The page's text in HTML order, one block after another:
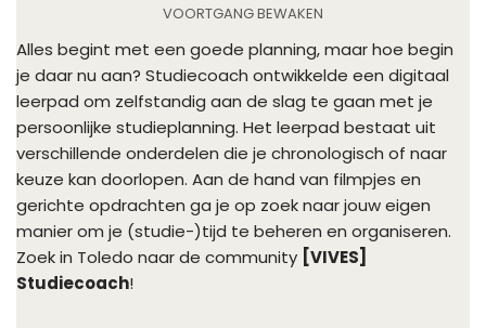
VOORTGANG BEWAKEN
Alles begint met een goede planning, maar hoe begin
je daar nu aan? Studiecoach ontwikkelde een digitaal
leerpad om zelfstandig aan de slag te gaan met je
persoonlijke studieplanning. Het leerpad bestaat uit
verschillende onderdelen die je chronologisch of naar
keuze kan doorlopen. Aan de hand van filmpjes en
gerichte opdrachten ga je op zoek naar jouw eigen
manier om je (studie-)tijd te beheren en organiseren.
Zoek in Toledo naar de community [VIVES]
Studiecoach!